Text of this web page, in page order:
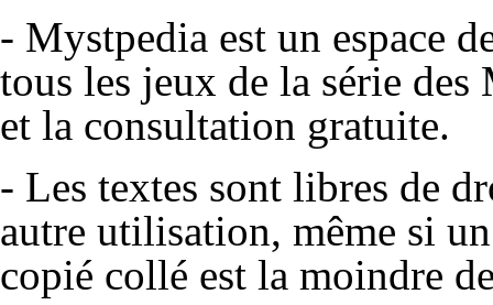
- Mystpedia est un espace
tous les jeux de la série
et la consultation gratuite.
- Les textes sont libres de
autre utilisation, même si
copié collé est la moindre